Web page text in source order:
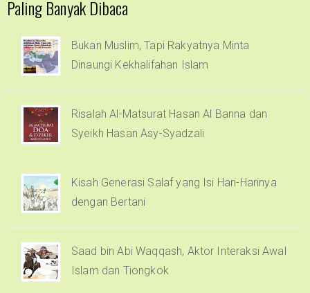
Paling Banyak Dibaca
Bukan Muslim, Tapi Rakyatnya Minta
Dinaungi Kekhalifahan Islam
Risalah Al-Matsurat Hasan Al Banna dan
Syeikh Hasan Asy-Syadzali
Kisah Generasi Salaf yang Isi Hari-Harinya
dengan Bertani
Saad bin Abi Waqqash, Aktor Interaksi Awal
Islam dan Tiongkok